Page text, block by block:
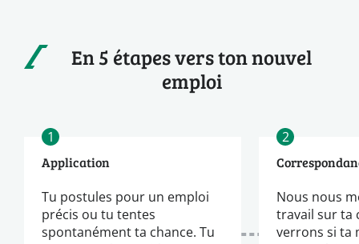
En 5 étapes vers ton nouvel
emploi
1
Application
Tu postules pour un emploi
précis ou tu tentes
spontanément ta chance. Tu
2
Nous nous
travail sur ta
verrons si ta